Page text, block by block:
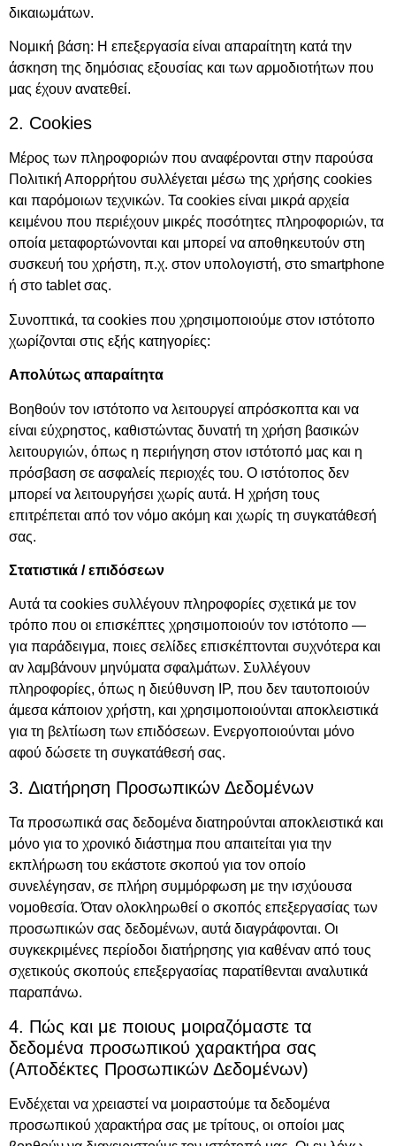
δικαιωμάτων.
Νομική βάση: Η επεξεργασία είναι απαραίτητη κατά την
άσκηση της δημόσιας εξουσίας και των αρμοδιοτήτων που
μας έχουν ανατεθεί.
2. Cookies
Μέρος των πληροφοριών που αναφέρονται στην παρούσα
Πολιτική Απορρήτου συλλέγεται μέσω της χρήσης cookies
και παρόμοιων τεχνικών. Τα cookies είναι μικρά αρχεία
κειμένου που περιέχουν μικρές ποσότητες πληροφοριών, τα
οποία μεταφορτώνονται και μπορεί να αποθηκευτούν στη
συσκευή του χρήστη, π.χ. στον υπολογιστή, στο smartphone
ή στο tablet σας.
Συνοπτικά, τα cookies που χρησιμοποιούμε στον ιστότοπο
χωρίζονται στις εξής κατηγορίες:
Απολύτως απαραίτητα
Βοηθούν τον ιστότοπο να λειτουργεί απρόσκοπτα και να
είναι εύχρηστος, καθιστώντας δυνατή τη χρήση βασικών
λειτουργιών, όπως η περιήγηση στον ιστότοπό μας και η
πρόσβαση σε ασφαλείς περιοχές του. Ο ιστότοπος δεν
μπορεί να λειτουργήσει χωρίς αυτά. Η χρήση τους
επιτρέπεται από τον νόμο ακόμη και χωρίς τη συγκατάθεσή
σας.
Στατιστικά / επιδόσεων
Αυτά τα cookies συλλέγουν πληροφορίες σχετικά με τον
τρόπο που οι επισκέπτες χρησιμοποιούν τον ιστότοπο —
για παράδειγμα, ποιες σελίδες επισκέπτονται συχνότερα και
αν λαμβάνουν μηνύματα σφαλμάτων. Συλλέγουν
πληροφορίες, όπως η διεύθυνση IP, που δεν ταυτοποιούν
άμεσα κάποιον χρήστη, και χρησιμοποιούνται αποκλειστικά
για τη βελτίωση των επιδόσεων. Ενεργοποιούνται μόνο
αφού δώσετε τη συγκατάθεσή σας.
3. Διατήρηση Προσωπικών Δεδομένων
Τα προσωπικά σας δεδομένα διατηρούνται αποκλειστικά και
μόνο για το χρονικό διάστημα που απαιτείται για την
εκπλήρωση του εκάστοτε σκοπού για τον οποίο
συνελέγησαν, σε πλήρη συμμόρφωση με την ισχύουσα
νομοθεσία. Όταν ολοκληρωθεί ο σκοπός επεξεργασίας των
προσωπικών σας δεδομένων, αυτά διαγράφονται. Οι
συγκεκριμένες περίοδοι διατήρησης για καθέναν από τους
σχετικούς σκοπούς επεξεργασίας παρατίθενται αναλυτικά
παραπάνω.
4. Πώς και με ποιους μοιραζόμαστε τα
δεδομένα προσωπικού χαρακτήρα σας
(Αποδέκτες Προσωπικών Δεδομένων)
Ενδέχεται να χρειαστεί να μοιραστούμε τα δεδομένα
προσωπικού χαρακτήρα σας με τρίτους, οι οποίοι μας